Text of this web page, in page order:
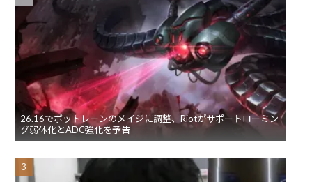
26.16でボットレーンのメイジに調整、Riotがサポートローミン
グ弱体化とADC強化を予告